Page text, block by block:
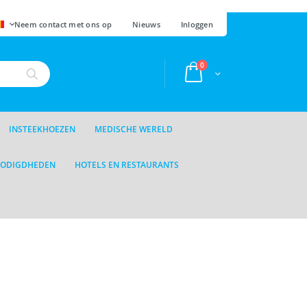
Neem contact met ons op Nieuws Inloggen
Cart
0producten
INSTEEKHOEZEN MEDISCHE WERELD
HOTELS EN RESTAURANTS